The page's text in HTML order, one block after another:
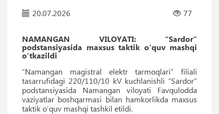
20.07.2026
77
NAMANGAN VILOYATI: “Sardor”
podstansiyasida maxsus taktik o‘quv mashqi
o‘tkazildi
“Namangan magistral elektr tarmoqlari” filiali
tasarrufidagi 220/110/10 kV kuchlanishli “Sardor”
podstansiyasida Namangan viloyati Favqulodda
vaziyatlar boshqarmasi bilan hamkorlikda maxsus
taktik o‘quv mashqi tashkil etildi.